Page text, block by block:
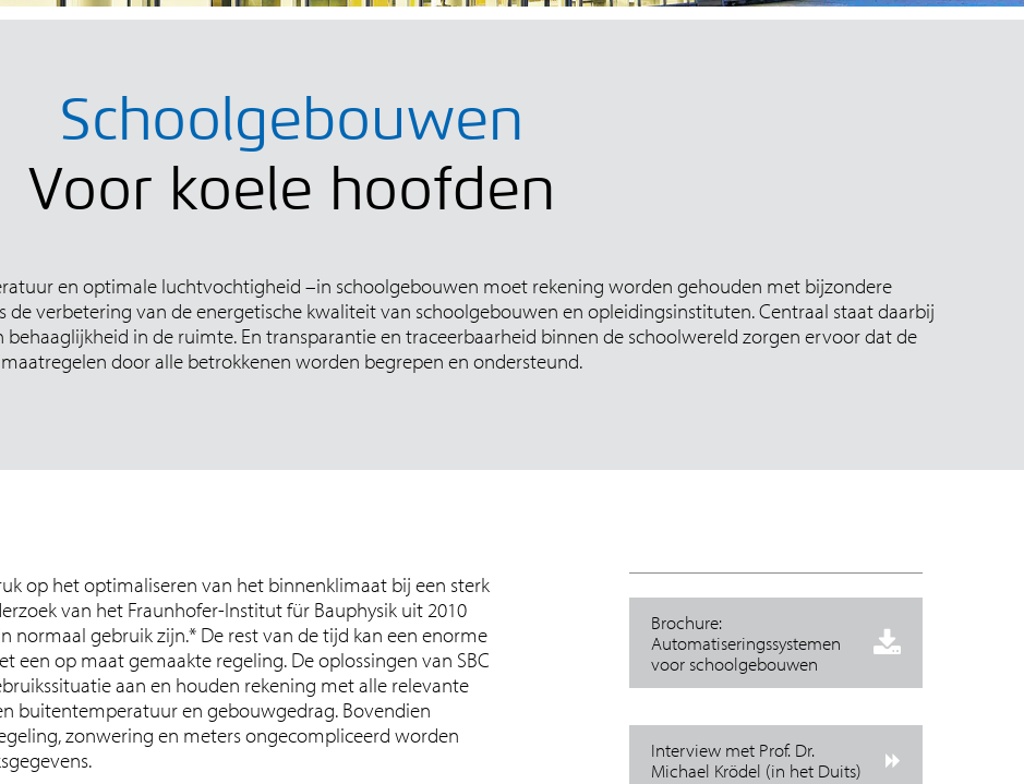
Schoolgebouwen
Voor koele hoofden
en optimale luchtvochtigheid –in schoolgebouwen moet rekening worden gehouden met bijzondere
de verbetering van de energetische kwaliteit van schoolgebouwen en opleidingsinstituten. Centraal staat daarbij
in de ruimte. En transparantie en traceerbaarheid binnen de schoolwereld zorgen ervoor dat de
maatregelen door alle betrokkenen worden begrepen en ondersteund.
op het optimaliseren van het binnenklimaat bij een sterk
van het Fraunhofer-Institut für Bauphysik uit 2010
normaal gebruik zijn.* De rest van de tijd kan een enorme
een op maat gemaakte regeling. De oplossingen van SBC
aan en houden rekening met alle relevante
buitentemperatuur en gebouwgedrag. Bovendien
zonwering en meters ongecompliceerd worden
Brochure:
Automatiseringssystemen
voor schoolgebouwen
Interview met Prof. Dr.
Michael Krödel (in het Duits)